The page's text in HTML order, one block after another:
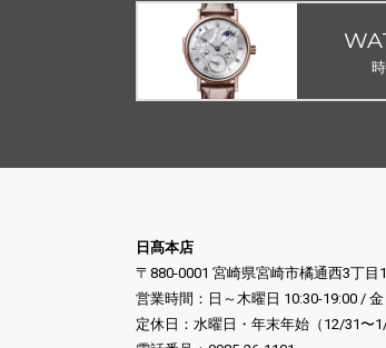
日髙本店
〒880-0001 宮崎県宮崎市橘通西3丁目
営業時間：日～木曜日 10:30-19:00 /
定休日：水曜日・年末年始（12/31〜1/